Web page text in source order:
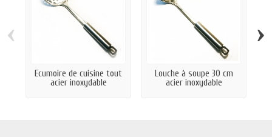
Ecumoire de cuisine tout
acier inoxydable
Louche à soupe 30 cm
acier inoxydable
‹ ›